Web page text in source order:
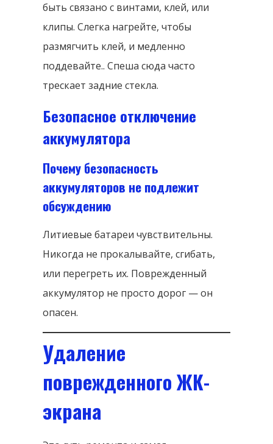
быть связано с винтами, клей, или
клипы. Слегка нагрейте, чтобы
размягчить клей, и медленно
поддевайте.. Спеша сюда часто
трескает задние стекла.
Безопасное отключение
аккумулятора
Почему безопасность
аккумуляторов не подлежит
обсуждению
Литиевые батареи чувствительны.
Никогда не прокалывайте, сгибать,
или перегреть их. Поврежденный
аккумулятор не просто дорог — он
опасен.
Удаление
поврежденного ЖК-
экрана